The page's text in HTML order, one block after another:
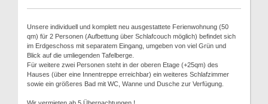
Unsere individuell und komplett neu ausgestattete Ferienwohnung (50
qm) für 2 Personen (Aufbettung über Schlafcouch möglich) befindet sich
im Erdgeschoss mit separatem Eingang, umgeben von viel Grün und
Blick auf die umliegenden Tafelberge.
Für weitere zwei Personen steht in der oberen Etage (+25qm) des
Hauses (über eine Innentreppe erreichbar) ein weiteres Schlafzimmer
sowie ein größeres Bad mit WC, Wanne und Dusche zur Verfügung.